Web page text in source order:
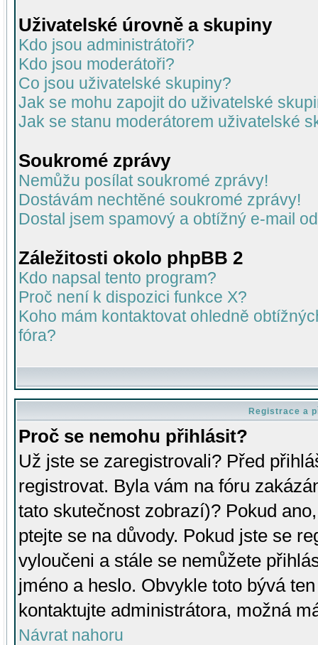
Uživatelské úrovně a skupiny
Kdo jsou administrátoři?
Kdo jsou moderátoři?
Co jsou uživatelské skupiny?
Jak se mohu zapojit do uživatelské
Jak se stanu moderátorem uživatelské
Soukromé zprávy
Nemůžu posílat soukromé zprávy!
Dostávám nechtěné soukromé zprávy!
Dostal jsem spamový a obtížný e-mail
Záležitosti okolo phpBB 2
Kdo napsal tento program?
Proč není k dispozici funkce X?
Koho mám kontaktovat ohledně
fóra?
Registrace a
Proč se nemohu přihlásit?
Už jste se zaregistrovali? Před
registrovat. Byla vám na fóru
tato skutečnost zobrazí)? Pokud
ptejte se na důvody. Pokud jste se
vyloučeni a stále se nemůžete
jméno a heslo. Obvykle toto bývá
kontaktujte administrátora, možná
Návrat nahoru